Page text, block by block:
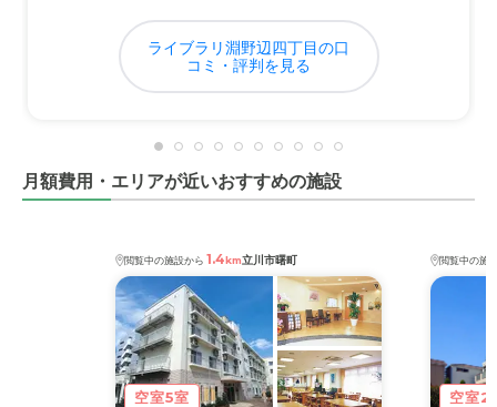
駅から徒歩１分もかからずとても便利。公園も近く、駅前
に大型スーパーもあり、生活には困らない。
それなりの料金はかかるが、居室の広さを考えると良心的
なのではないかと思う。他の施設の２倍の広さだと思う。
ライブラリ淵野辺四丁目の口
コミ・評判を見る
月額費用・エリアが近いおすすめの施設
閲覧中の施設から 1.4km立川市曙町
空室5室
閲覧中の施
空室2